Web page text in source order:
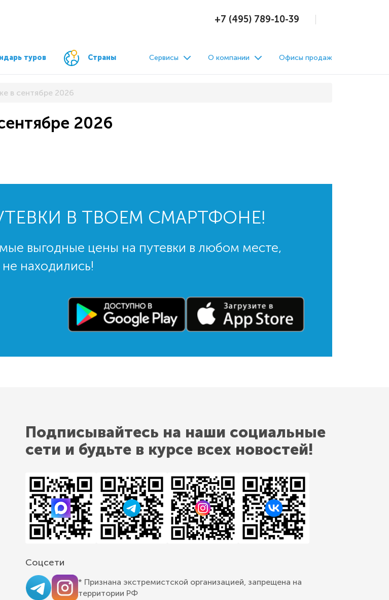
+7 (495) 789-10-39
туров Страны Сервисы О компании Офисы продаж
в сентябре 2026
2026
В ТВОЕМ СМАРТФОНЕ!
выгодные цены на путевки в любом месте,
находились!
Подписывайтесь на наши социальные
сети и будьте в курсе всех новостей!
Соцсети
* Признана экстремистской организацией, запрещена на
территории РФ